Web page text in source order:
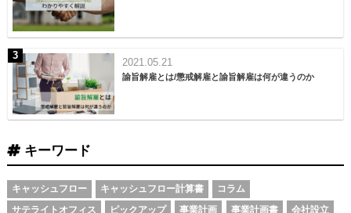
2021.05.21
諭旨解雇とは/懲戒解雇と諭旨解雇は何が違うのか
キーワード
キャッシュフロー キャッシュフロー計算書
コラム
サテライトオフィス
ピックアップ 事業計画 事業計画書
会社設立